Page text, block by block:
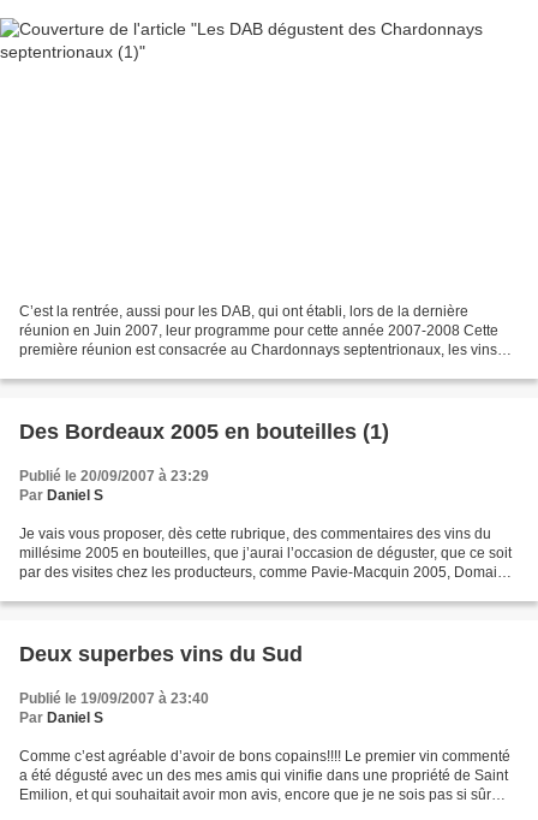
C’est la rentrée, aussi pour les DAB, qui ont établi, lors de la dernière
réunion en Juin 2007, leur programme pour cette année 2007-2008 Cette
première réunion est consacrée au Chardonnays septentrionaux, les vins
Des Bordeaux 2005 en bouteilles (1)
Publié le 20/09/2007 à 23:29
Par Daniel S
Je vais vous proposer, dès cette rubrique, des commentaires des vins du
millésime 2005 en bouteilles, que j’aurai l’occasion de déguster, que ce soit
par des visites chez les producteurs, comme Pavie-Macquin 2005, Domaine
Deux superbes vins du Sud
Publié le 19/09/2007 à 23:40
Par Daniel S
Comme c’est agréable d’avoir de bons copains!!!! Le premier vin commenté
a été dégusté avec un des mes amis qui vinifie dans une propriété de Saint
Emilion, et qui souhaitait avoir mon avis, encore que je ne sois pas si sûr